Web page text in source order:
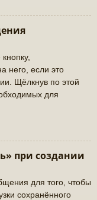
него, если это
Щёлкнув по этой
для
при создании
для того, чтобы
сохранённого